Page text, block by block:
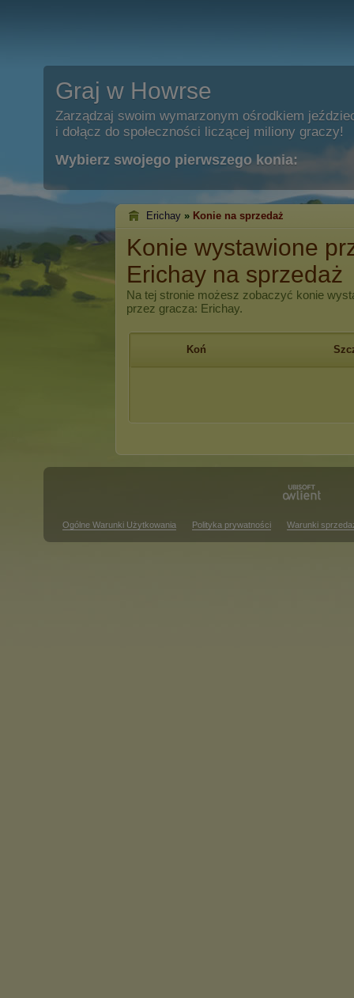
Graj w Howrse
Zarządzaj swoim wymarzonym ośrodkiem
i dołącz do społeczności liczącej miliony graczy!
Wybierz swojego pierwszego konia:
Erichay » Konie na sprzedaż
Konie wystawione
Erichay na sprzedaż
Na tej stronie możesz zobaczyć konie
przez gracza: Erichay.
Koń
Ogólne Warunki Użytkowania Polityka prywatności Warunki